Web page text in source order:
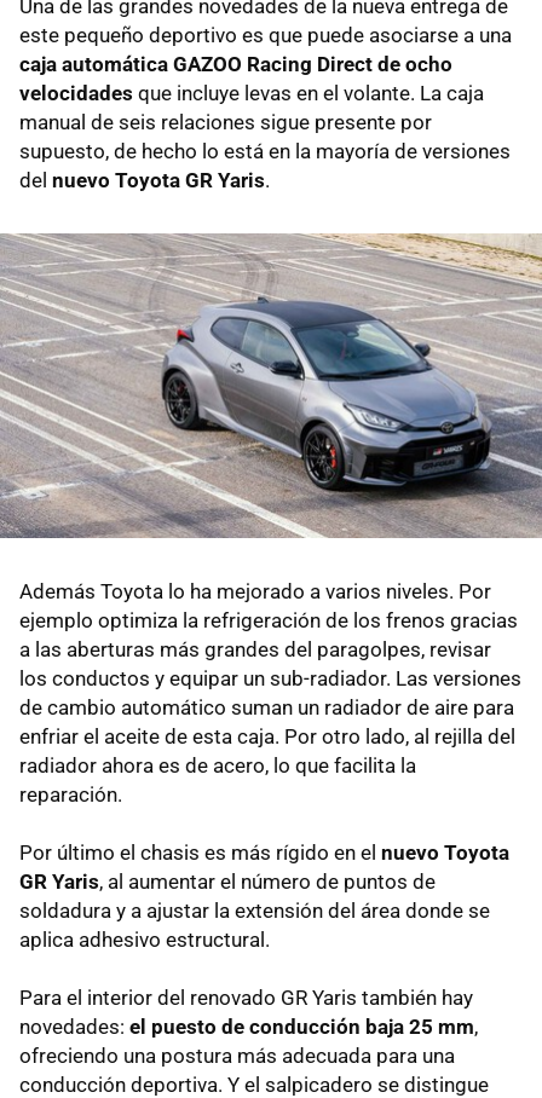
Una de las grandes novedades de la nueva entrega de
este pequeño deportivo es que puede asociarse a una
caja automática GAZOO Racing Direct de ocho
velocidades que incluye levas en el volante. La caja
manual de seis relaciones sigue presente por
supuesto, de hecho lo está en la mayoría de versiones
del nuevo Toyota GR Yaris.
Además Toyota lo ha mejorado a varios niveles. Por
ejemplo optimiza la refrigeración de los frenos gracias
a las aberturas más grandes del paragolpes, revisar
los conductos y equipar un sub-radiador. Las versiones
de cambio automático suman un radiador de aire para
enfriar el aceite de esta caja. Por otro lado, al rejilla del
radiador ahora es de acero, lo que facilita la
reparación.
Por último el chasis es más rígido en el nuevo Toyota
GR Yaris, al aumentar el número de puntos de
soldadura y a ajustar la extensión del área donde se
aplica adhesivo estructural.
Para el interior del renovado GR Yaris también hay
novedades: el puesto de conducción baja 25 mm,
ofreciendo una postura más adecuada para una
conducción deportiva. Y el salpicadero se distingue